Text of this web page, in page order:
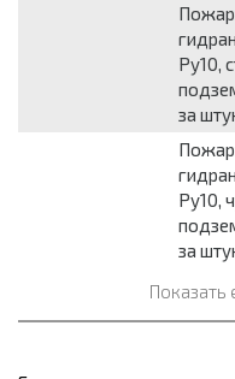
Ру10,
за
Ру10,
за
Показать